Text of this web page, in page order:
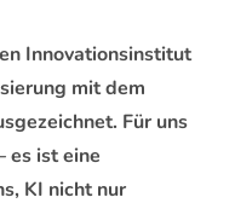
Innovationsinstitut
mit dem
Für uns
es ist eine
KI nicht nur